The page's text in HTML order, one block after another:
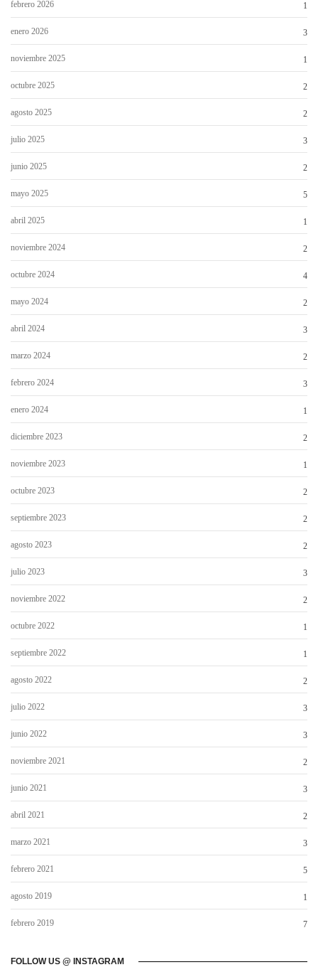
febrero 2026 1
enero 2026 3
noviembre 2025 1
octubre 2025 2
agosto 2025 2
julio 2025 3
junio 2025 2
mayo 2025 5
abril 2025 1
noviembre 2024 2
octubre 2024 4
mayo 2024 2
abril 2024 3
marzo 2024 2
febrero 2024 3
enero 2024 1
diciembre 2023 2
noviembre 2023 1
octubre 2023 2
septiembre 2023 2
agosto 2023 2
julio 2023 3
noviembre 2022 2
octubre 2022 1
septiembre 2022 1
agosto 2022 2
julio 2022 3
junio 2022 3
noviembre 2021 2
junio 2021 3
abril 2021 2
marzo 2021 3
febrero 2021 5
agosto 2019 1
febrero 2019 7
FOLLOW US @ INSTAGRAM